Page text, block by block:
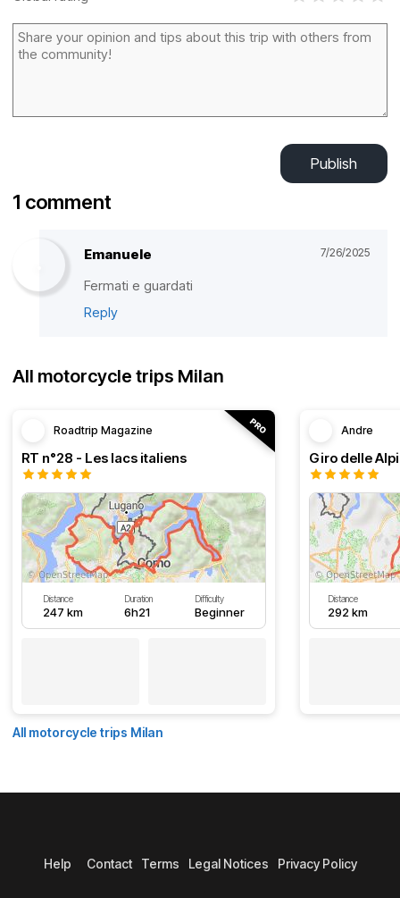
Publish
1 comment
Emanuele 7/26/2025
Fermati e guardati
Reply
All motorcycle trips Milan
Roadtrip Magazine
RT n°28 - Les lacs italiens
Distance
247 km
Duration
6h21
Difficulty
Beginner
Andre
Giro delle
Distance
292 km
All motorcycle trips Milan
Help Contact Terms Legal Notices Privacy Policy